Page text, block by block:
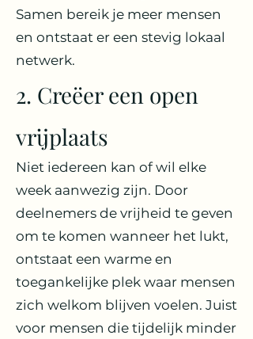
Samen bereik je meer mensen
en ontstaat er een stevig lokaal
netwerk.
2. Creëer een open
vrijplaats
Niet iedereen kan of wil elke
week aanwezig zijn. Door
deelnemers de vrijheid te geven
om te komen wanneer het lukt,
ontstaat een warme en
toegankelijke plek waar mensen
zich welkom blijven voelen. Juist
voor mensen die tijdelijk minder